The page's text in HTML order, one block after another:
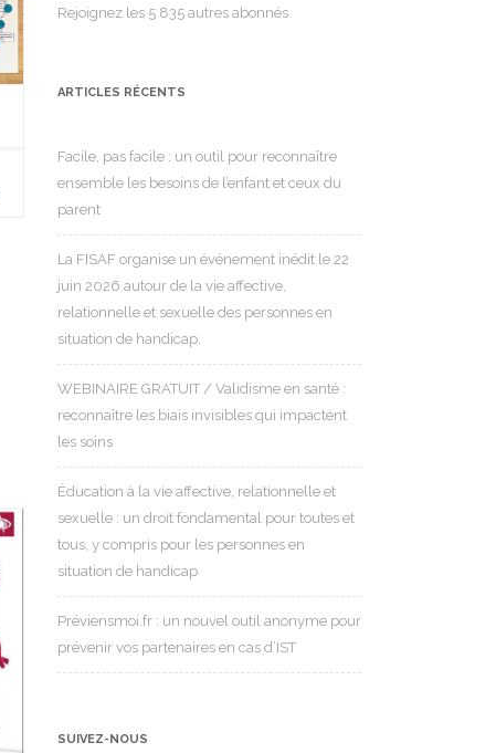
Rejoignez les 5 835 autres abonnés
ARTICLES RÉCENTS
Facile, pas facile : un outil pour reconnaître
ensemble les besoins de l’enfant et ceux du
parent
La FISAF organise un événement inédit le 22
juin 2026 autour de la vie affective,
relationnelle et sexuelle des personnes en
situation de handicap.
WEBINAIRE GRATUIT / Validisme en santé :
reconnaître les biais invisibles qui impactent
les soins
Éducation à la vie affective, relationnelle et
sexuelle : un droit fondamental pour toutes et
tous, y compris pour les personnes en
situation de handicap
Préviensmoi.fr : un nouvel outil anonyme pour
prévenir vos partenaires en cas d’IST
SUIVEZ-NOUS